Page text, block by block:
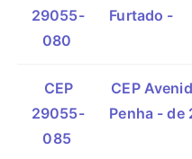
29055-
080
Furtado -
CEP
29055-
085
CEP
Penha - de